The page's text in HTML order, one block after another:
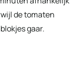
de tomaten
gaar.